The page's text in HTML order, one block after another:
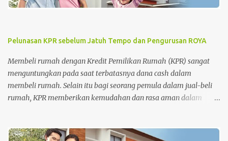
Pelunasan KPR sebelum Jatuh Tempo dan Pengurusan ROYA
Membeli rumah dengan Kredit Pemilikan Rumah (KPR) sangat
menguntungkan pada saat terbatasnya dana cash dalam
membeli rumah. Selain itu bagi seorang pemula dalam jual-beli
rumah, KPR memberikan kemudahan dan rasa aman dalam
nasabah diharuskan membayar cicilan pinjaman sampai dengan